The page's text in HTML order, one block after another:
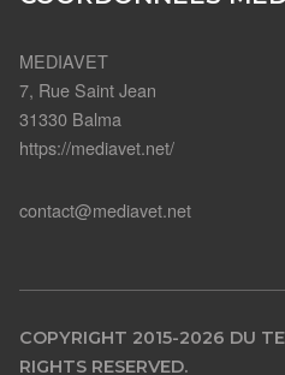
MEDIAVET
7, Rue Saint Jean
31330 Balma
https://mediavet.net/
contact@mediavet.net
COPYRIGHT 2015-2026 DU
RIGHTS RESERVED.